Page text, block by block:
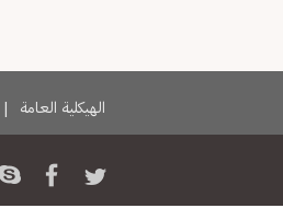
الهيكلية العامة |